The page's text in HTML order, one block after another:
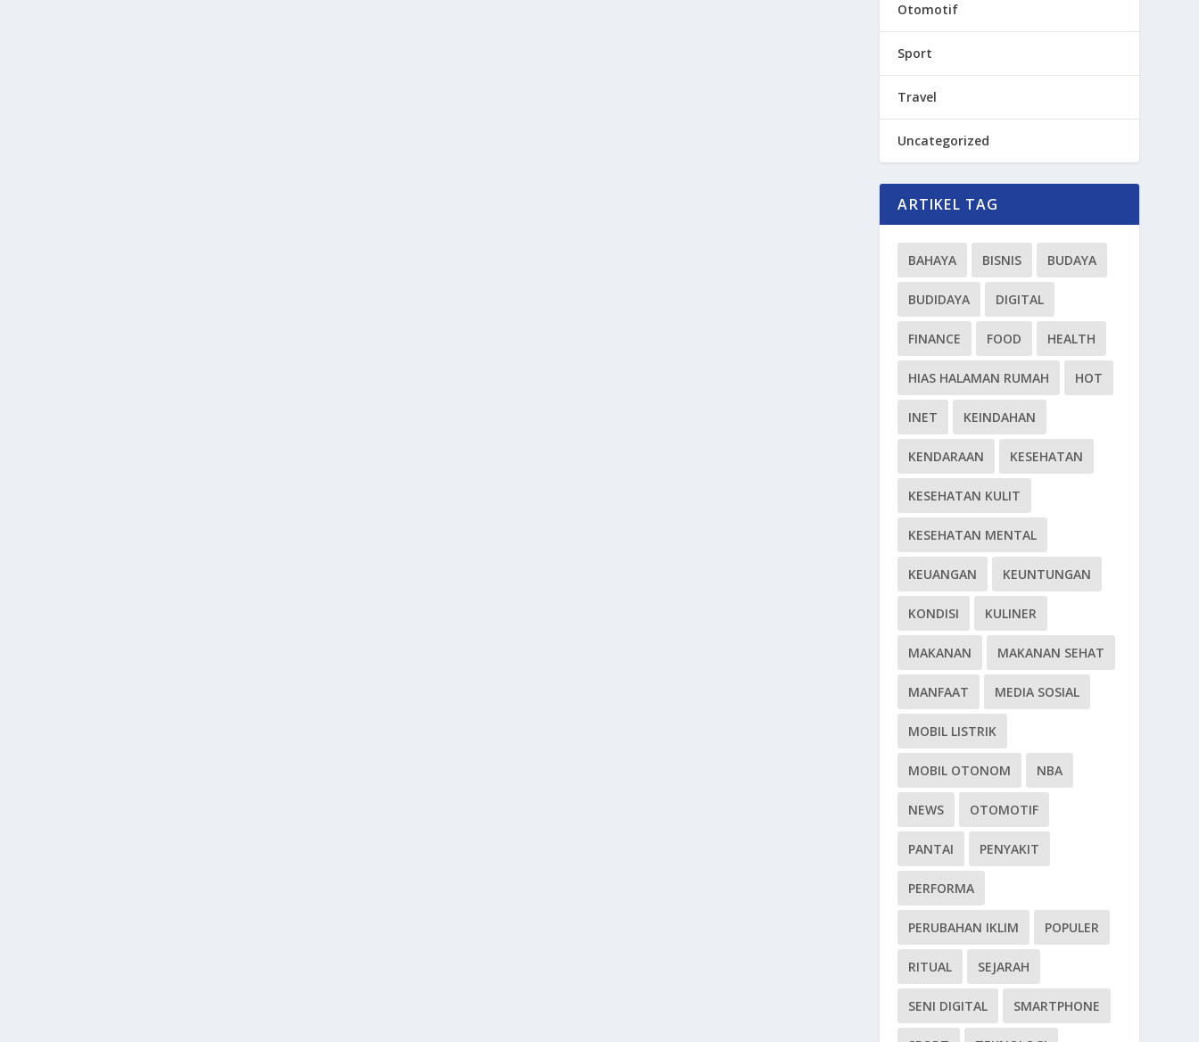
Otomotif
Sport
Travel
Uncategorized
ARTIKEL TAG
BAHAYA BISNIS BUDAYA
BUDIDAYA DIGITAL
FINANCE FOOD HEALTH
HIAS HALAMAN RUMAH HOT
INET KEINDAHAN
KENDARAAN KESEHATAN
KESEHATAN KULIT
KESEHATAN MENTAL
KEUANGAN KEUNTUNGAN
KONDISI KULINER
MAKANAN MAKANAN SEHAT
MANFAAT MEDIA SOSIAL
MOBIL LISTRIK
MOBIL OTONOM NBA
NEWS OTOMOTIF
PANTAI PENYAKIT
PERFORMA
PERUBAHAN IKLIM POPULER
RITUAL SEJARAH
SENI DIGITAL SMARTPHONE